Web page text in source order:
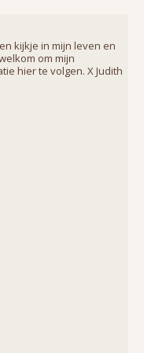
kijkje in mijn leven en
om mijn
hier te volgen. X Judith